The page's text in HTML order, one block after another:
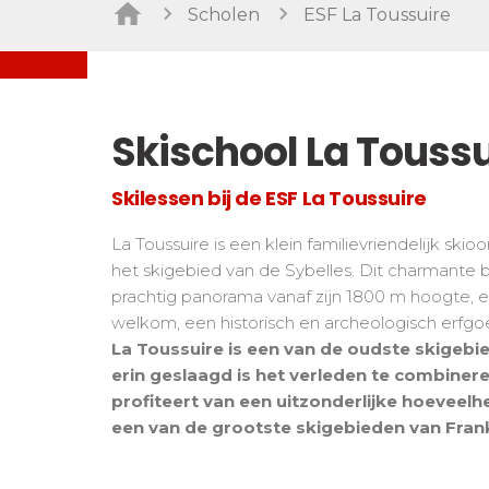
Freestyle/ Freeride
Handiski
Tieners en volwassenen
Alle niveaus
Prestaties
Zij aa zij staan met concurrenten
Voor
Scholen ESF La Toussuire
Skischool La
Skilessen bij de ESF La Toussuire
La Toussuire is een klein familievriendelijk
het skigebied van de Sybelles. Dit charmante
prachtig panorama vanaf zijn 1800 m hoogte,
welkom, een historisch en archeologisch
La Toussuire is een van de oudste
erin geslaagd is het verleden te
profiteert van een uitzonderlijke
een van de grootste skigebieden van